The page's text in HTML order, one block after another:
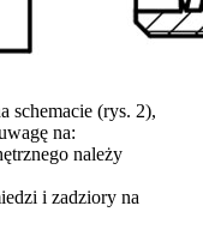
schemacie (rys. 2),
na:
należy
i zadziory na